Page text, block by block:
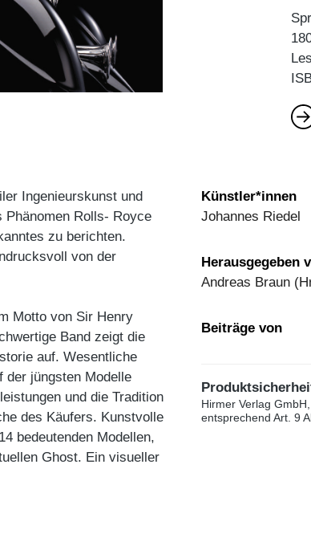
Ingenieurskunst und
Phänomen Rolls- Royce
zu berichten.
von der
Motto von Sir Henry
Band zeigt die
auf. Wesentliche
der jüngsten Modelle
und die Tradition
des Käufers. Kunstvolle
bedeutenden Modellen,
Ghost. Ein visueller
Künstler*innen
Johannes Riedel
Herausgegeben
Andreas Braun
Beiträge von
Hirmer Verlag
entsprechend Art. 9